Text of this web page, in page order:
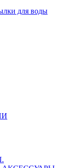
для воды